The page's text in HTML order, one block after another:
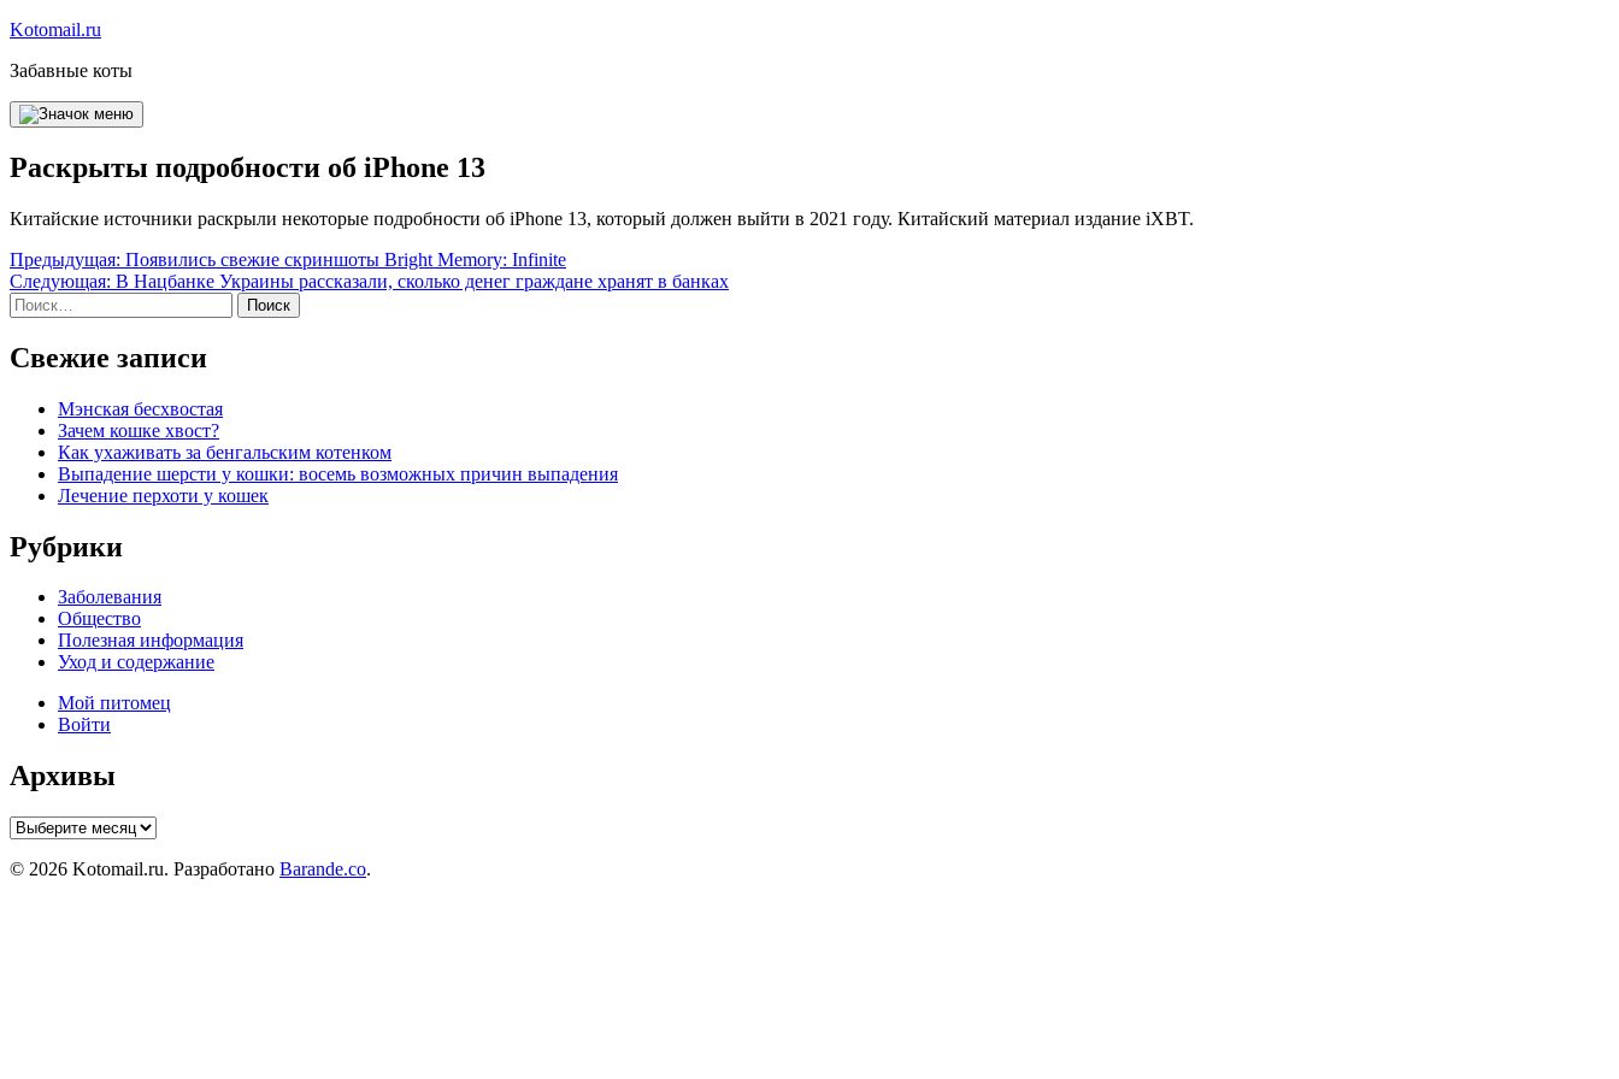
Перейти
содержимому
Kotomail.ru
Забавные коты
Раскрыты подробности об iPhone 13
Китайские источники раскрыли некоторые подробности об iPhone 13, который должен выйти в 2021 году. Китайский материал издание iXBT.
Навигация
по
записям
Предыдущая: Появились свежие скриншоты Bright Memory: Infinite
Следующая: В Нацбанке Украины рассказали, сколько денег граждане хранят в банках
Найти:
Свежие записи
Мэнская бесхвостая
Зачем кошке хвост?
Как ухаживать за бенгальским котенком
Выпадение шерсти у кошки: восемь возможных причин выпадения
Лечение перхоти у кошек
Рубрики
Заболевания
Общество
Полезная информация
Уход и содержание
Мой питомец
Войти
Архивы
Архивы
© 2026 Kotomail.ru. Разработано Barande.co.